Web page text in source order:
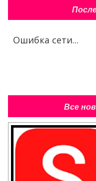
Ошибка сети...
Все